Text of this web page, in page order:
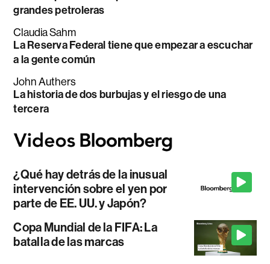
grandes petroleras
Claudia Sahm
La Reserva Federal tiene que empezar a escuchar
a la gente común
John Authers
La historia de dos burbujas y el riesgo de una
tercera
¿Qué hay detrás de la inusual
intervención sobre el yen por
parte de EE. UU. y Japón?
Copa Mundial de la FIFA: La
batalla de las marcas